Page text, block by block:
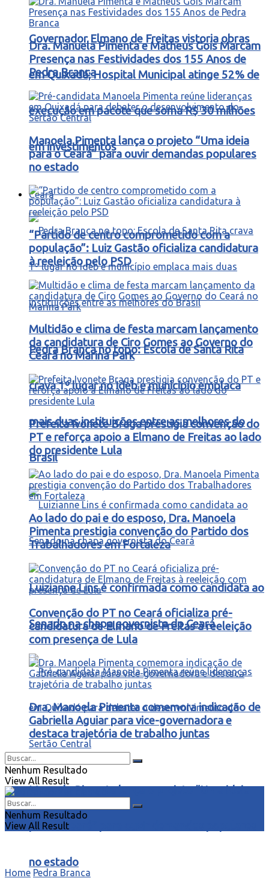
Governador Elmano de Freitas vistoria obras
em Quixadá; Hospital Municipal atinge 52% de
execução em pacote que soma R$ 30 milhões
em investimentos
Ceará
Pedra Branca no topo: Escola de Santa Rita
crava 1º lugar no Ideb e município emplaca
mais duas instituições entre as melhores do
Brasil
Luizianne Lins é confirmada como candidata ao
Senado na chapa governista do Ceará
Manoela Pimenta lança o projeto “Uma ideia
para o Ceará” para ouvir demandas populares
no estado
Dra. Manuela Pimenta e Matheus Gois Marcam
Presença nas Festividades dos 155 Anos de
Pedra Branca
Manoela Pimenta lança o projeto “Uma ideia
para o Ceará” para ouvir demandas populares
no estado
“Partido de centro comprometido com a
população”: Luiz Gastão oficializa candidatura
à reeleição pelo PSD
Multidão e clima de festa marcam lançamento
da candidatura de Ciro Gomes ao Governo do
Ceará no Marina Park
Prefeita Ivonete Braga prestigia convenção do
PT e reforça apoio a Elmano de Freitas ao lado
do presidente Lula
Ao lado do pai e do esposo, Dra. Manoela
Pimenta prestigia convenção do Partido dos
Trabalhadores em Fortaleza
Convenção do PT no Ceará oficializa pré-
candidatura de Elmano de Freitas à reeleição
com presença de Lula
Dra. Manoela Pimenta comemora indicação de
Gabriella Aguiar para vice-governadora e
destaca trajetória de trabalho juntas
Nenhum Resultado
View All Result
Nenhum Resultado
View All Result
Home Pedra Branca